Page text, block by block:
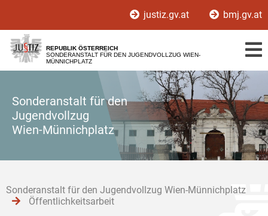
[1]
[2]
[3]
justiz.gv.at bmj.gv.at
REPUBLIK ÖSTERREICH
SONDERANSTALT FÜR DEN JUGENDVOLLZUG WIEN-
MÜNNICHPLATZ
Sonderanstalt für den
Jugendvollzug
Wien-Münnichplatz
Sonderanstalt für den Jugendvollzug Wien-Münnichplatz
Öffentlichkeitsarbeit